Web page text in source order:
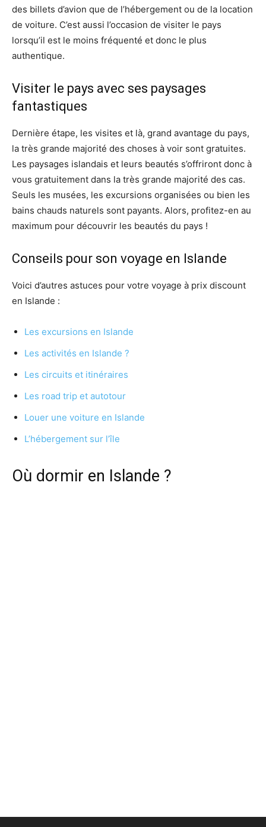
des billets d’avion que de l’hébergement ou de la location
de voiture. C’est aussi l’occasion de visiter le pays
lorsqu’il est le moins fréquenté et donc le plus
authentique.
Visiter le pays avec ses paysages
fantastiques
Dernière étape, les visites et là, grand avantage du pays,
la très grande majorité des choses à voir sont gratuites.
Les paysages islandais et leurs beautés s’offriront donc à
vous gratuitement dans la très grande majorité des cas.
Seuls les musées, les excursions organisées ou bien les
bains chauds naturels sont payants. Alors, profitez-en au
maximum pour découvrir les beautés du pays !
Conseils pour son voyage en Islande
Voici d’autres astuces pour votre voyage à prix discount
en Islande :
Les excursions en Islande
Les activités en Islande ?
Les circuits et itinéraires
Les road trip et autotour
Louer une voiture en Islande
L’hébergement sur l’île
Où dormir en Islande ?